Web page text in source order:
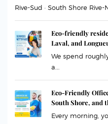
Rive-Sud · South Shore Rive-
Eco-friendly
Laval, and
We spend
a...
Eco-Friendly
South Shore, and
Every morning,